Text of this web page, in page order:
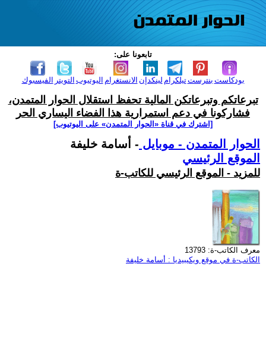
تابعونا على:
الفيسبوك التويتر اليوتيوب الانستغرام لينكدإن تيلكرامبنترست بودكاست
تبرعاتكم وتبرعاتكن المالية تحفظ استقلال الحوار المتمدن،
فشاركونا في دعم استمرارية هذا الفضاء اليساري الحر
[اشترك في قناة ‫«الحوار المتمدن» على اليوتيوب]
الحوار المتمدن - موبايل - أسامة خليفة
الموقع الرئيسي
للمزيد - الموقع الرئيسي للكاتب-ة
معرف الكاتب-ة: 13793
الكاتب-ة في موقع ويكيبيديا : أسامة خليفة